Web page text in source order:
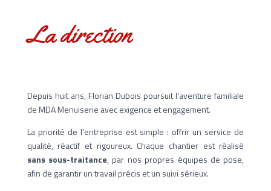
La direction
Depuis huit ans, Florian Dubois poursuit l'aventure familiale
de MDA Menuiserie avec exigence et engagement.
La priorité de l'entreprise est simple : offrir un service de
qualité, réactif et rigoureux. Chaque chantier est réalisé
sans sous-traitance, par nos propres équipes de pose,
afin de garantir un travail précis et un suivi sérieux.